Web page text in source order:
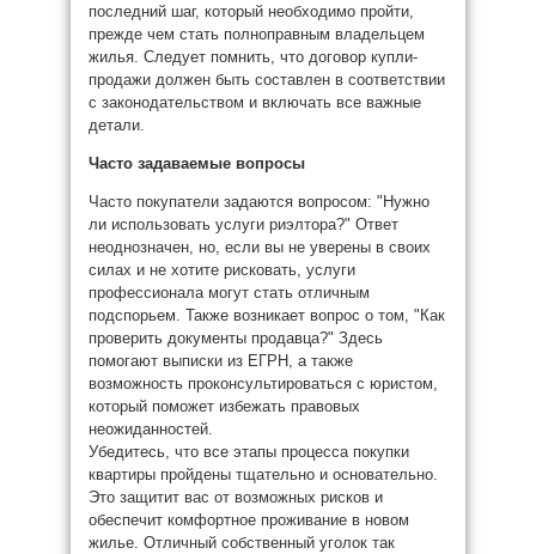
последний шаг, который необходимо пройти,
прежде чем стать полноправным владельцем
жилья. Следует помнить, что договор купли-
продажи должен быть составлен в соответствии
с законодательством и включать все важные
детали.
Часто задаваемые вопросы
Часто покупатели задаются вопросом: "Нужно
ли использовать услуги риэлтора?" Ответ
неоднозначен, но, если вы не уверены в своих
силах и не хотите рисковать, услуги
профессионала могут стать отличным
подспорьем. Также возникает вопрос о том, "Как
проверить документы продавца?" Здесь
помогают выписки из ЕГРН, а также
возможность проконсультироваться с юристом,
который поможет избежать правовых
неожиданностей.
Убедитесь, что все этапы процесса покупки
квартиры пройдены тщательно и основательно.
Это защитит вас от возможных рисков и
обеспечит комфортное проживание в новом
жилье. Отличный собственный уголок так